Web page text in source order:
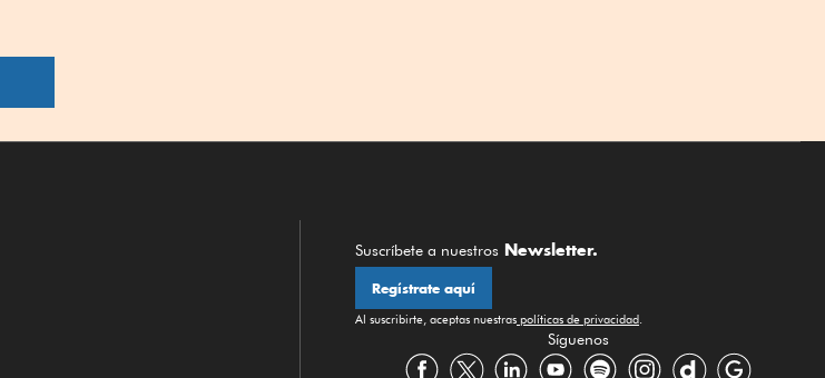
Suscríbete a nuestros Newsletter.
Regístrate aquí
Al suscribirte, aceptas nuestras políticas de privacidad
Síguenos